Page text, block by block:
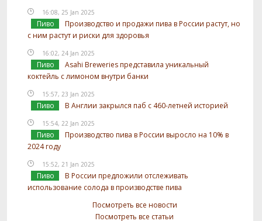
16:08, 25 Jan 2025
Пиво
Производство и продажи пива в России растут, но
с ним растут и риски для здоровья
16:02, 24 Jan 2025
Пиво
Asahi Breweries представила уникальный
коктейль с лимоном внутри банки
15:57, 23 Jan 2025
Пиво В Англии закрылся паб с 460-летней историей
15:54, 22 Jan 2025
Пиво
Производство пива в России выросло на 10% в
2024 году
15:52, 21 Jan 2025
Пиво
В России предложили отслеживать
использование солода в производстве пива
Посмотреть все новости
Посмотреть все статьи